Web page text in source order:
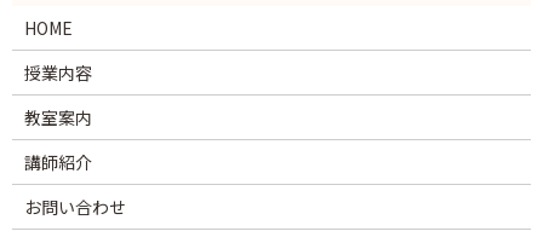
HOME
授業内容
教室案内
講師紹介
お問い合わせ